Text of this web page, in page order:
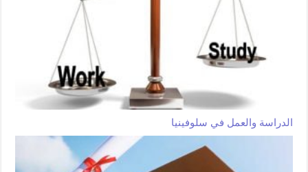
الدراسة والعمل في سلوفينيا